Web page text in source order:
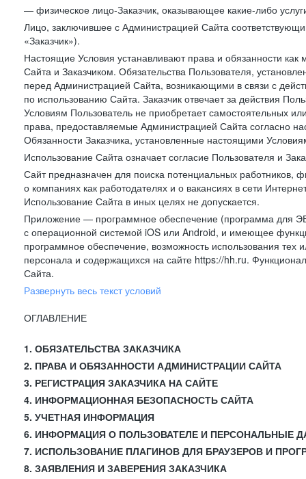
— физическое лицо-Заказчик, оказывающее какие-либо
Лицо, заключившее с Администрацией Сайта
«Заказчик»).
Настоящие Условия устанавливают права и обязанности
Сайта и Заказчиком. Обязательства Пользователя,
перед Администрацией Сайта, возникающими в связи с
по использованию Сайта. Заказчик отвечает за действия
Условиям Пользователь не приобретает самостоятельных
права, предоставляемые Администрацией Сайта согласно
Обязанности Заказчика, установленные настоящими
Использование Сайта означает согласие Пользователя и
Сайт предназначен для поиска потенциальных
о компаниях как работодателях и о вакансиях в сети
Использование Сайта в иных целях не допускается.
Приложение — программное обеспечение (программа для
с операционной системой iOS или Android, и имеющее
программное обеспечение, возможность использования
персонала и содержащихся на сайте https://hh.ru.
Сайта.
Развернуть весь текст условий
ОГЛАВЛЕНИЕ
1. ОБЯЗАТЕЛЬСТВА ЗАКАЗЧИКА
2. ПРАВА И ОБЯЗАННОСТИ АДМИНИСТРАЦИИ САЙТА
3. РЕГИСТРАЦИЯ ЗАКАЗЧИКА НА САЙТЕ
4. ИНФОРМАЦИОННАЯ БЕЗОПАСНОСТЬ САЙТА
5. УЧЕТНАЯ ИНФОРМАЦИЯ
6. ИНФОРМАЦИЯ О ПОЛЬЗОВАТЕЛЕ И ПЕРСОНАЛЬНЫЕ
7. ИСПОЛЬЗОВАНИЕ ПЛАГИНОВ ДЛЯ БРАУЗЕРОВ И
8. ЗАЯВЛЕНИЯ И ЗАВЕРЕНИЯ ЗАКАЗЧИКА